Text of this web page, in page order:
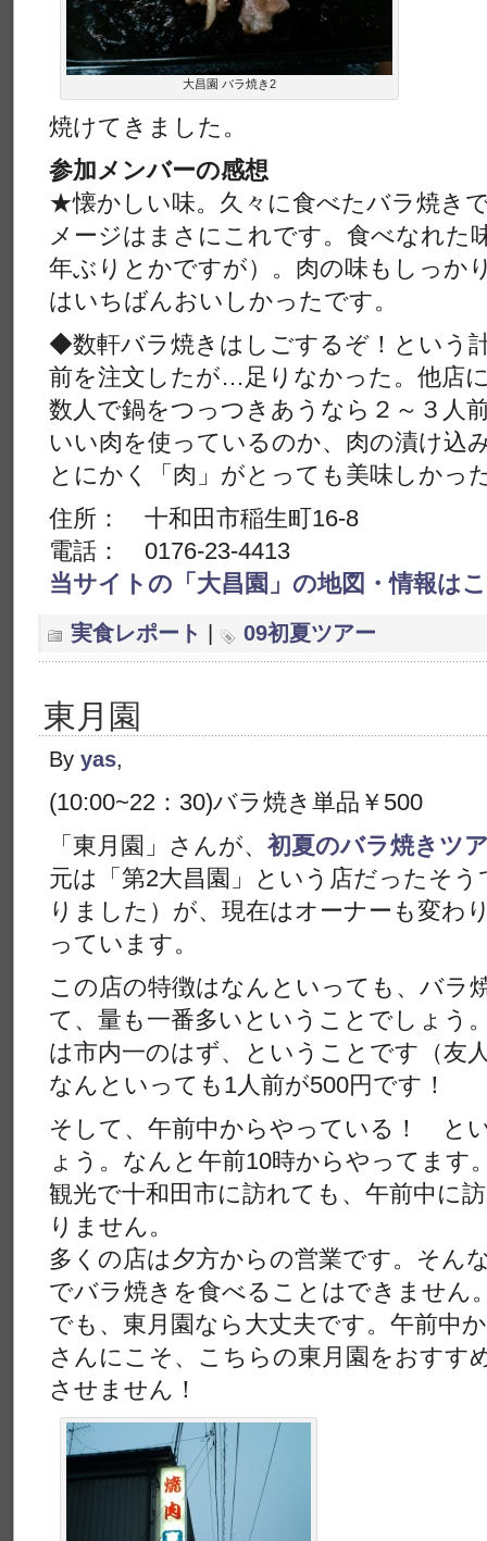
大昌園 バラ焼き2
焼けてきました。
参加メンバーの感想
★懐かしい味。久々に食べたバラ焼き
メージはまさにこれです。食べなれた
年ぶりとかですが）。肉の味もしっか
はいちばんおいしかったです。
◆数軒バラ焼きはしごするぞ！という
前を注文したが…足りなかった。他店
数人で鍋をつっつきあうなら２～３人
いい肉を使っているのか、肉の漬け込
とにかく「肉」がとっても美味しかっ
住所： 十和田市稲生町16-8
電話： 0176-23-4413
当サイトの「大昌園」の地図・情報は
実食レポート 09初夏ツアー
東月園
By yas,
(10:00~22：30)バラ焼き単品￥500
「東月園」さんが、 初夏のバラ焼きツ
元は「第2大昌園」という店だったそ
りました）が、現在はオーナーも変わ
っています。
この店の特徴はなんといっても、バラ
て、量も一番多いということでしょう
は市内一のはず、ということです（友
なんといっても1人前が500円です！
そして、午前中からやっている！ と
ょう。なんと午前10時からやってます
観光で十和田市に訪れても、午前中に
りません。
多くの店は夕方からの営業です。そん
でバラ焼きを食べることはできません
でも、東月園なら大丈夫です。午前中
さんにこそ、こちらの東月園をおすす
させません！